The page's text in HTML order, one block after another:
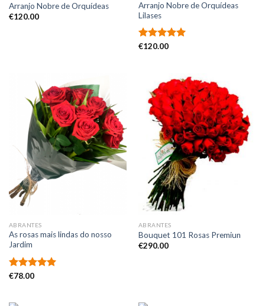
Arranjo Nobre de Orquídeas
€120.00
Arranjo Nobre de Orquídeas
Lilases
Avaliação
€120.00
ABRANTES
As rosas mais lindas do nosso
Jardim
Avaliação
€78.00
ABRANTES
Bouquet 101 Rosas Premiun
€290.00